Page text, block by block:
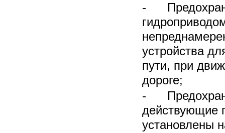
-
устройства
пути, при
дороге;
-
действующие
установлены